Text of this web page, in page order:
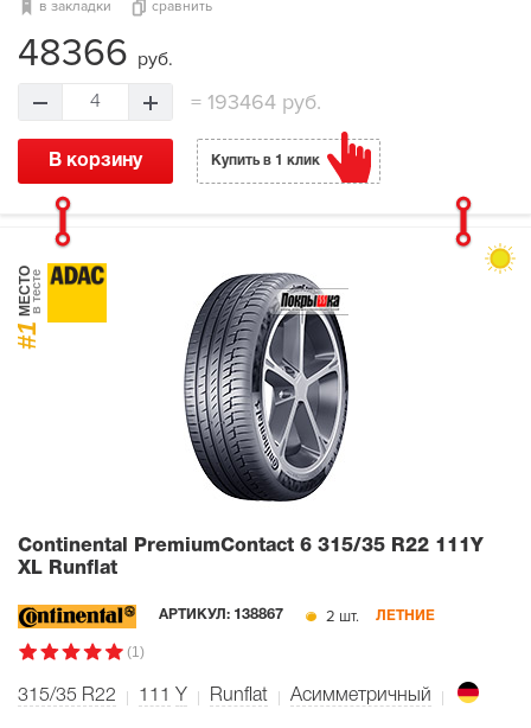
в закладки сравнить
48366 руб.
4 =193464 руб.
В корзину Купить в 1 клик
#1
МЕСТОв тесте
Continental PremiumContact 6 315/35 R22 111Y
XL Runflat
АРТИКУЛ: 138867 2 шт. ЛЕТНИЕ
(1)
315/35 R22 111 Y Runflat Асимметричный